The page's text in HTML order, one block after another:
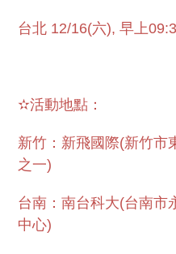
台北 12/16(六), 早上
✫活動地點：
新竹：新飛國際(新竹市
之一)
台南：南台科大(台南市
中心)